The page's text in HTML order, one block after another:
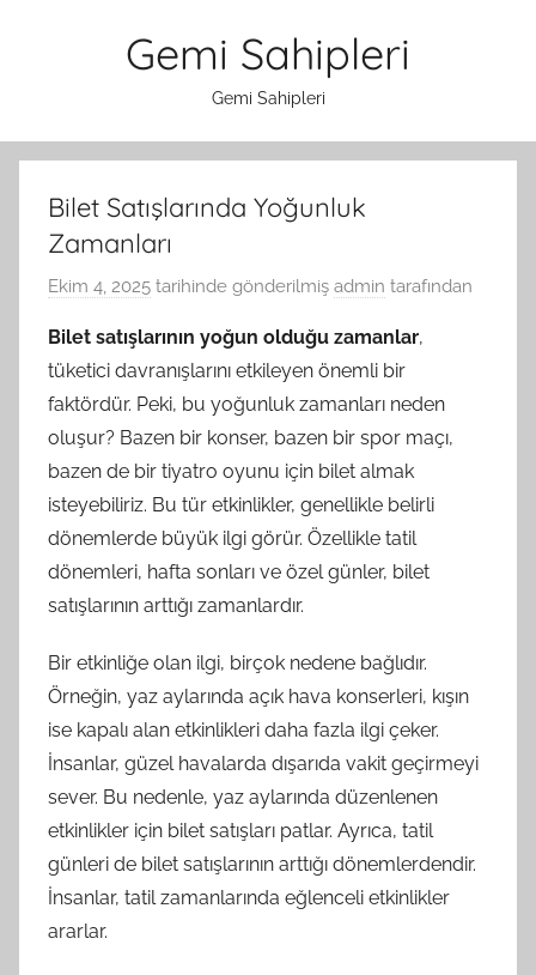
Gemi Sahipleri
Gemi Sahipleri
Bilet Satışlarında Yoğunluk
Zamanları
Ekim 4, 2025 tarihinde gönderilmiş admin tarafından
Bilet satışlarının yoğun olduğu zamanlar,
tüketici davranışlarını etkileyen önemli bir
faktördür. Peki, bu yoğunluk zamanları neden
oluşur? Bazen bir konser, bazen bir spor maçı,
bazen de bir tiyatro oyunu için bilet almak
isteyebiliriz. Bu tür etkinlikler, genellikle belirli
dönemlerde büyük ilgi görür. Özellikle tatil
dönemleri, hafta sonları ve özel günler, bilet
satışlarının arttığı zamanlardır.
Bir etkinliğe olan ilgi, birçok nedene bağlıdır.
Örneğin, yaz aylarında açık hava konserleri, kışın
ise kapalı alan etkinlikleri daha fazla ilgi çeker.
İnsanlar, güzel havalarda dışarıda vakit geçirmeyi
sever. Bu nedenle, yaz aylarında düzenlenen
etkinlikler için bilet satışları patlar. Ayrıca, tatil
günleri de bilet satışlarının arttığı dönemlerdendir.
İnsanlar, tatil zamanlarında eğlenceli etkinlikler
ararlar.